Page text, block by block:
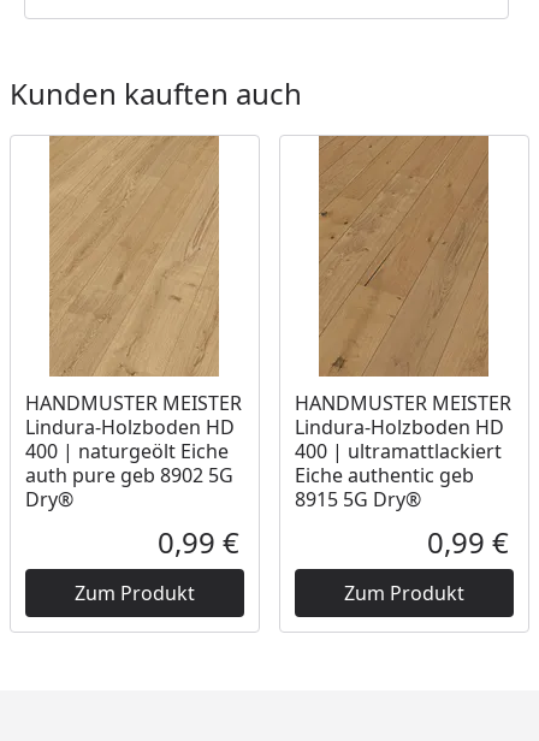
Kunden kauften auch
HANDMUSTER MEISTER
Lindura-Holzboden HD
400 | naturgeölt Eiche
auth pure geb 8902 5G
Dry®
Aktueller Preis
0,99 €
Zum Produkt
HANDMUSTER MEISTER
Lindura-Holzboden HD
400 | ultramattlackiert
Eiche authentic geb
8915 5G Dry®
0,99 €
Zum Produkt